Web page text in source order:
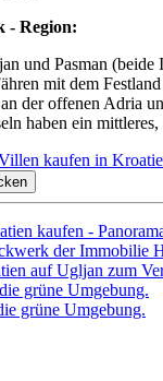
- Region:
und Pasman
mit dem
der offenen Adria
haben ein
kaufen in